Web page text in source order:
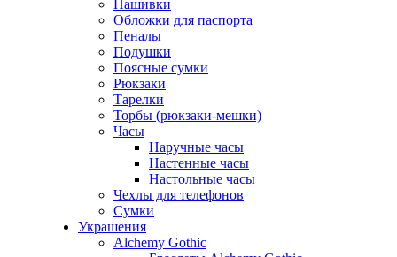
Нашивки
Обложки для паспорта
Пеналы
Подушки
Поясные сумки
Рюкзаки
Тарелки
Торбы (рюкзаки-мешки)
Часы
Наручные часы
Настенные часы
Настольные часы
Чехлы для телефонов
Сумки
Украшения
Alchemy Gothic